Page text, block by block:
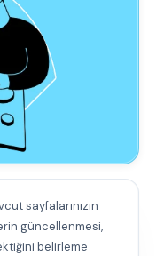
sayfalarınızın
güncellenmesi,
belirleme